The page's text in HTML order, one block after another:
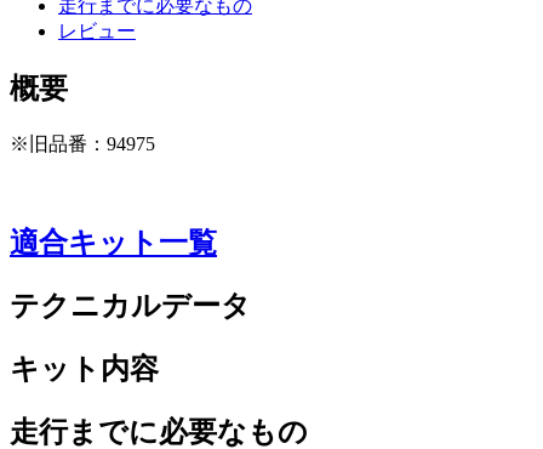
走行までに必要なもの
レビュー
概要
※旧品番：94975
適合キット一覧
テクニカルデータ
キット内容
走行までに必要なもの